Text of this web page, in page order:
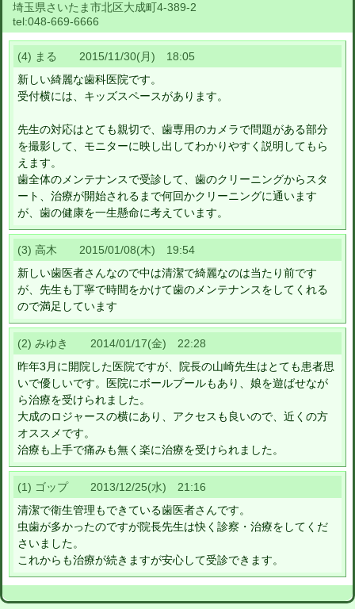
埼玉県さいたま市北区大成町4-389-2
tel:048-669-6666
(4) まる 2015/11/30(月) 18:05
新しい綺麗な歯科医院です。
受付横には、キッズスペースがあります。
先生の対応はとても親切で、歯専用のカメラで問題がある部分
を撮影して、モニターに映し出してわかりやすく説明してもら
えます。
歯全体のメンテナンスで受診して、歯のクリーニングからスタ
ート、治療が開始されるまで何回かクリーニングに通います
が、歯の健康を一生懸命に考えています。
(3) 高木 2015/01/08(木) 19:54
新しい歯医者さんなので中は清潔で綺麗なのは当たり前です
が、先生も丁寧で時間をかけて歯のメンテナンスをしてくれる
ので満足しています
(2) みゆき 2014/01/17(金) 22:28
昨年3月に開院した医院ですが、院長の山崎先生はとても患者思
いで優しいです。医院にボールプールもあり、娘を遊ばせなが
ら治療を受けられました。
大成のロジャースの横にあり、アクセスも良いので、近くの方
オススメです。
治療も上手で痛みも無く楽に治療を受けられました。
(1) ゴップ 2013/12/25(水) 21:16
清潔で衛生管理もできている歯医者さんです。
虫歯が多かったのですが院長先生は快く診察・治療をしてくだ
さいました。
これからも治療が続きますが安心して受診できます。